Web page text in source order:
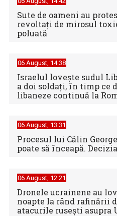
Sute de oameni au
revoltați de mirosul
poluată
06 August, 14:38
Israelul loveşte sudul
a doi soldaţi, în timp ce
libaneze continuă la
06 August, 13:31
Procesul lui Călin
poate să înceapă.
06 August, 12:21
Dronele ucrainene au
noapte la rând rafinării
atacurile rusești asupra